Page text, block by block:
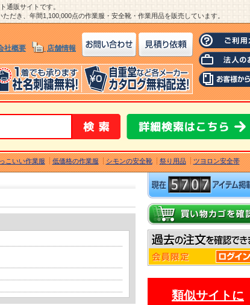
通販サイトです。
だき、年間1,100,000点の作業服・安全靴・作業用品を販売しています。
社概要 店舗情報
こいい作業服 低価格の作業服 シモンの安全靴 祭り用品 ツヨロン安全帯
類似サイトに